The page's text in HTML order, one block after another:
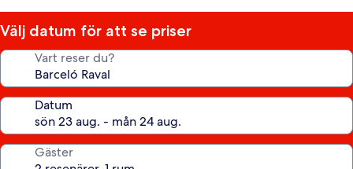
Välj datum för att se priser
Vart reser du?
Datum
Gäster